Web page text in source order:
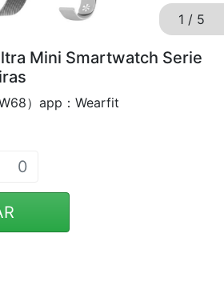
1 / 5
Mini Smartwatch Serie
）app：Wearfit